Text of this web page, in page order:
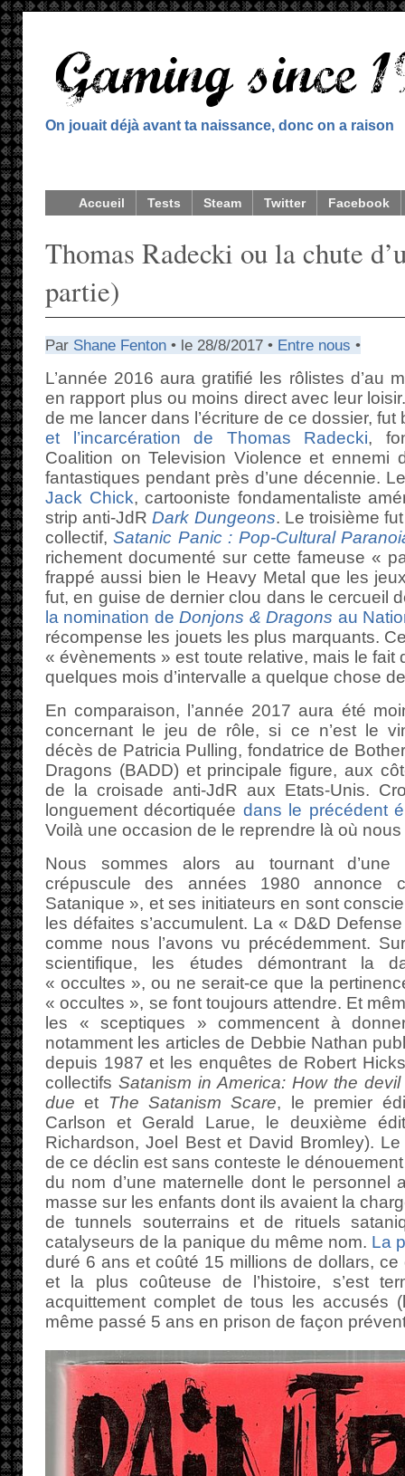
On jouait déjà avant ta naissance, donc on a raison
Accueil Tests Steam Twitter Facebook
Thomas Radecki ou la chute
partie)
Par Shane Fenton • le 28/8/2017 • Entre nous •
L’année 2016 aura gratifié les rôlistes d’au
en rapport plus ou moins direct avec leur
de me lancer dans l’écriture de ce dossier,
et l’incarcération de Thomas Radecki,
Coalition on Television Violence et ennemi
fantastiques pendant près d’une décennie.
Jack Chick, cartooniste fondamentaliste
strip anti-JdRDark Dungeons. Le troisième
collectif,Satanic Panic : Pop-Cultural
richement documenté sur cette fameuse «
frappé aussi bien le Heavy Metal que les
fut, en guise de dernier clou dans le cercueil
la nomination deDonjons & Dragons au
récompense les jouets les plus marquants.
« évènements » est toute relative, mais le fait
quelques mois d’intervalle a quelque chose
En comparaison, l’année 2017 aura été
concernant le jeu de rôle, si ce n’est le
décès de Patricia Pulling, fondatrice de
Dragons (BADD) et principale figure, aux
de la croisade anti-JdR aux Etats-Unis.
longuement décortiquée dans le précédent
Voilà une occasion de le reprendre là où nous
Nous sommes alors au tournant d’une
crépuscule des années 1980
Satanique », et ses initiateurs en sont
les défaites s’accumulent. La « D&D
comme nous l’avons vu précédemment.
scientifique, les études démontrant la
« occultes », ou ne serait-ce que la
« occultes », se font toujours attendre. Et
les « sceptiques » commencent à
notamment les articles de Debbie Nathan
depuis 1987 et les enquêtes de Robert
collectifs Satanism in America: How the
due et The Satanism Scare, le premier
Carlson et Gerald Larue, le deuxième
Richardson, Joel Best et David Bromley).
de ce déclin est sans conteste le
du nom d’une maternelle dont le personnel
masse sur les enfants dont ils avaient la
de tunnels souterrains et de rituels
catalyseurs de la panique du même nom. La
duré 6 ans et coûté 15 millions de dollars,
et la plus coûteuse de l’histoire, s’est
acquittement complet de tous les accusés
même passé 5 ans en prison de façon